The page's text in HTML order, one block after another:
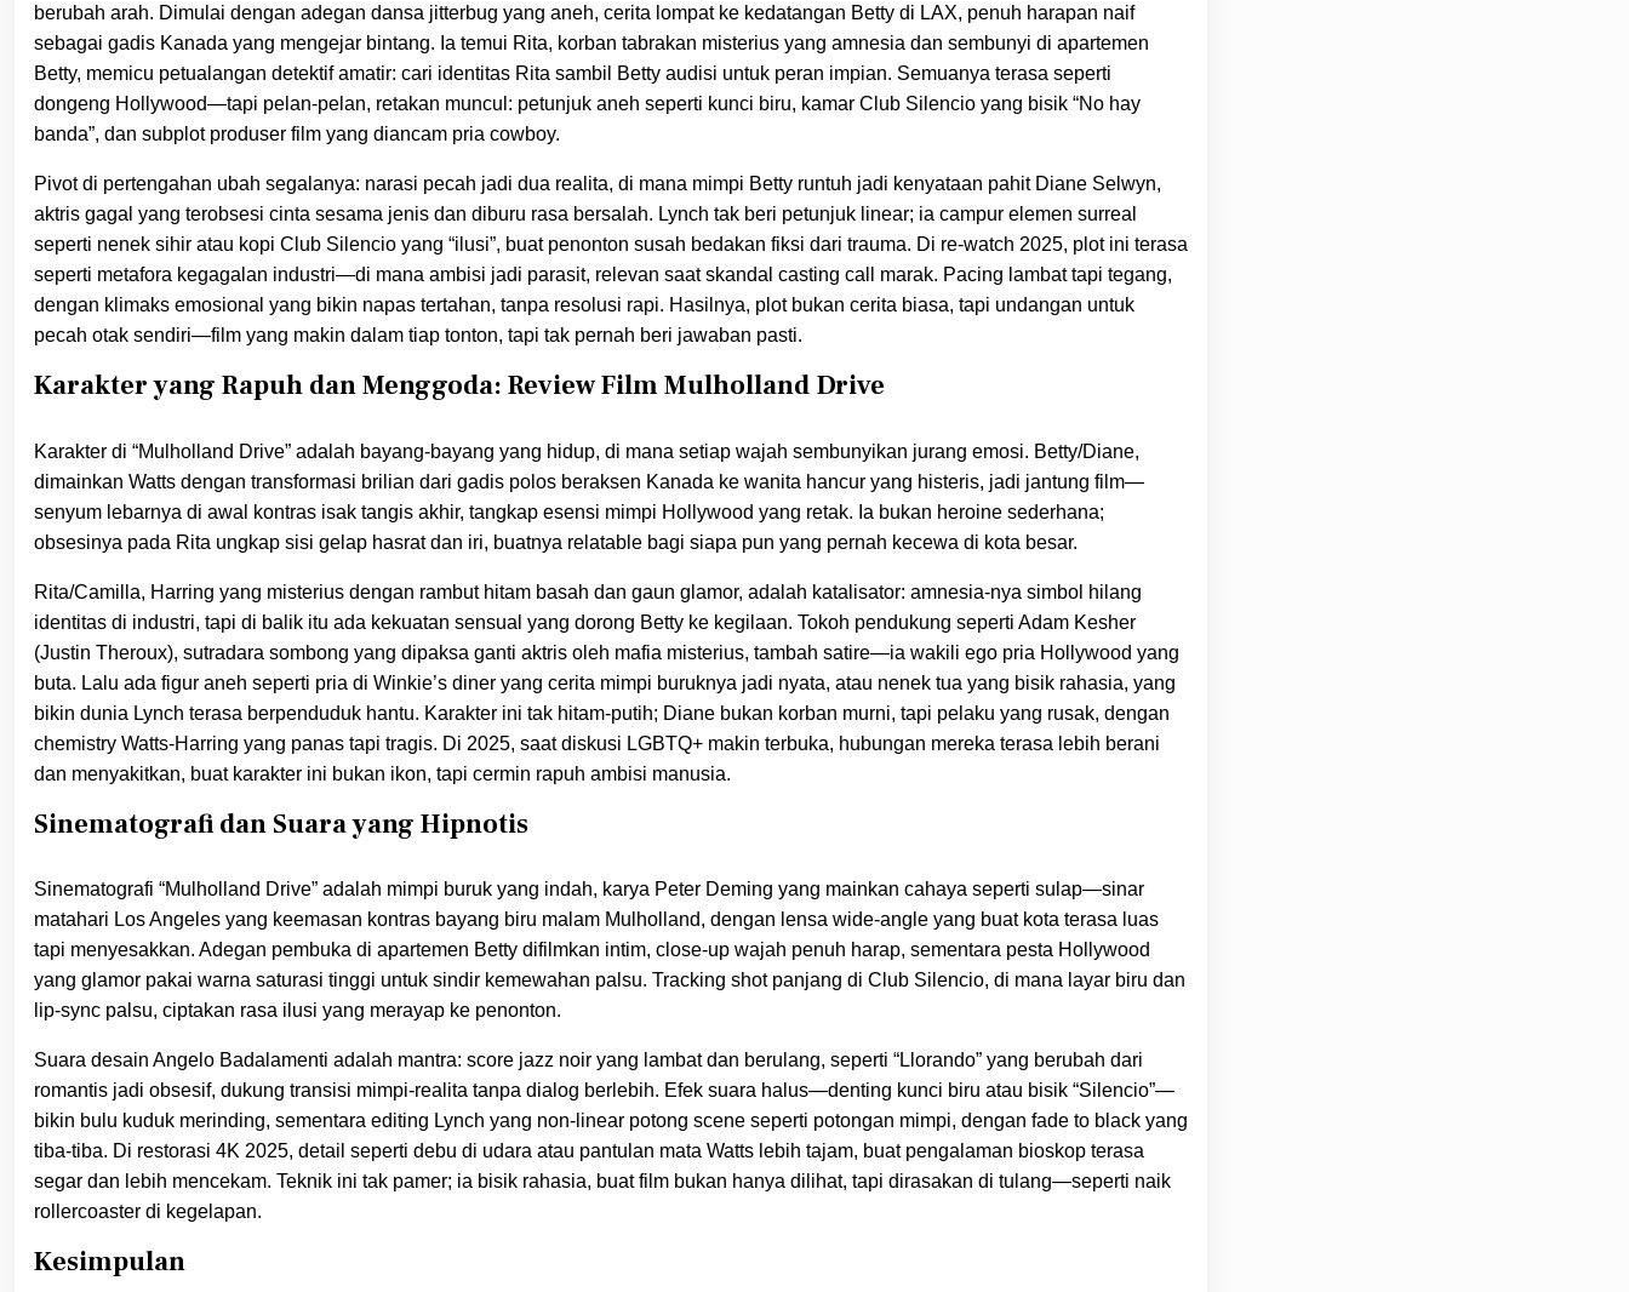
berubah arah. Dimulai dengan adegan dansa jitterbug yang aneh, cerita lompat ke kedatangan Betty di LAX, penuh harapan naif
sebagai gadis Kanada yang mengejar bintang. Ia temui Rita, korban tabrakan misterius yang amnesia dan sembunyi di apartemen
Betty, memicu petualangan detektif amatir: cari identitas Rita sambil Betty audisi untuk peran impian. Semuanya terasa seperti
dongeng Hollywood—tapi pelan-pelan, retakan muncul: petunjuk aneh seperti kunci biru, kamar Club Silencio yang bisik “No hay
banda”, dan subplot produser film yang diancam pria cowboy.
Pivot di pertengahan ubah segalanya: narasi pecah jadi dua realita, di mana mimpi Betty runtuh jadi kenyataan pahit Diane Selwyn,
aktris gagal yang terobsesi cinta sesama jenis dan diburu rasa bersalah. Lynch tak beri petunjuk linear; ia campur elemen surreal
seperti nenek sihir atau kopi Club Silencio yang “ilusi”, buat penonton susah bedakan fiksi dari trauma. Di re-watch 2025, plot ini terasa
seperti metafora kegagalan industri—di mana ambisi jadi parasit, relevan saat skandal casting call marak. Pacing lambat tapi tegang,
dengan klimaks emosional yang bikin napas tertahan, tanpa resolusi rapi. Hasilnya, plot bukan cerita biasa, tapi undangan untuk
pecah otak sendiri—film yang makin dalam tiap tonton, tapi tak pernah beri jawaban pasti.
Karakter yang Rapuh dan Menggoda: Review Film Mulholland Drive
Karakter di “Mulholland Drive” adalah bayang-bayang yang hidup, di mana setiap wajah sembunyikan jurang emosi. Betty/Diane,
dimainkan Watts dengan transformasi brilian dari gadis polos beraksen Kanada ke wanita hancur yang histeris, jadi jantung film—
senyum lebarnya di awal kontras isak tangis akhir, tangkap esensi mimpi Hollywood yang retak. Ia bukan heroine sederhana;
obsesinya pada Rita ungkap sisi gelap hasrat dan iri, buatnya relatable bagi siapa pun yang pernah kecewa di kota besar.
Rita/Camilla, Harring yang misterius dengan rambut hitam basah dan gaun glamor, adalah katalisator: amnesia-nya simbol hilang
identitas di industri, tapi di balik itu ada kekuatan sensual yang dorong Betty ke kegilaan. Tokoh pendukung seperti Adam Kesher
(Justin Theroux), sutradara sombong yang dipaksa ganti aktris oleh mafia misterius, tambah satire—ia wakili ego pria Hollywood yang
buta. Lalu ada figur aneh seperti pria di Winkie’s diner yang cerita mimpi buruknya jadi nyata, atau nenek tua yang bisik rahasia, yang
bikin dunia Lynch terasa berpenduduk hantu. Karakter ini tak hitam-putih; Diane bukan korban murni, tapi pelaku yang rusak, dengan
chemistry Watts-Harring yang panas tapi tragis. Di 2025, saat diskusi LGBTQ+ makin terbuka, hubungan mereka terasa lebih berani
dan menyakitkan, buat karakter ini bukan ikon, tapi cermin rapuh ambisi manusia.
Sinematografi dan Suara yang Hipnotis
Sinematografi “Mulholland Drive” adalah mimpi buruk yang indah, karya Peter Deming yang mainkan cahaya seperti sulap—sinar
matahari Los Angeles yang keemasan kontras bayang biru malam Mulholland, dengan lensa wide-angle yang buat kota terasa luas
tapi menyesakkan. Adegan pembuka di apartemen Betty difilmkan intim, close-up wajah penuh harap, sementara pesta Hollywood
yang glamor pakai warna saturasi tinggi untuk sindir kemewahan palsu. Tracking shot panjang di Club Silencio, di mana layar biru dan
lip-sync palsu, ciptakan rasa ilusi yang merayap ke penonton.
Suara desain Angelo Badalamenti adalah mantra: score jazz noir yang lambat dan berulang, seperti “Llorando” yang berubah dari
romantis jadi obsesif, dukung transisi mimpi-realita tanpa dialog berlebih. Efek suara halus—denting kunci biru atau bisik “Silencio”—
bikin bulu kuduk merinding, sementara editing Lynch yang non-linear potong scene seperti potongan mimpi, dengan fade to black yang
tiba-tiba. Di restorasi 4K 2025, detail seperti debu di udara atau pantulan mata Watts lebih tajam, buat pengalaman bioskop terasa
segar dan lebih mencekam. Teknik ini tak pamer; ia bisik rahasia, buat film bukan hanya dilihat, tapi dirasakan di tulang—seperti naik
rollercoaster di kegelapan.
Kesimpulan